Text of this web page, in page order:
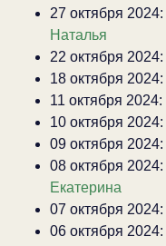
27 октября 2024:
Наталья
22 октября 2024:
18 октября 2024:
11 октября 2024:
10 октября 2024:
09 октября 2024:
08 октября 2024:
Екатерина
07 октября 2024:
06 октября 2024: